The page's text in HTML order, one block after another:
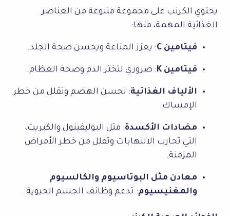
يحتوي الكرنب على مجموعة متنوعة من العناصر
الغذائية المهمة، منها:
فيتامين C : يعزز المناعة ويحسن صحة الجلد.
فيتامين K : ضروري لتخثر الدم وصحة العظام.
الألياف الغذائية: تحسن الهضم وتقلل من خطر
الإمساك.
مضادات الأكسدة: مثل البوليفينول والكبريت،
التي تحارب الالتهابات وتقلل من خطر الأمراض
المزمنة.
معادن مثل البوتاسيوم والكالسيوم
والمغنيسيوم: تدعم وظائف الجسم الحيوية.